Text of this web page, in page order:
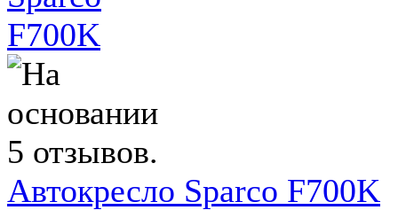
Автокресло Sparco F700K